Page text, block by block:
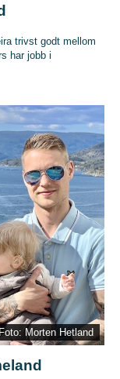
trivst godt mellom
har jobb i
Foto: Morten Hetland